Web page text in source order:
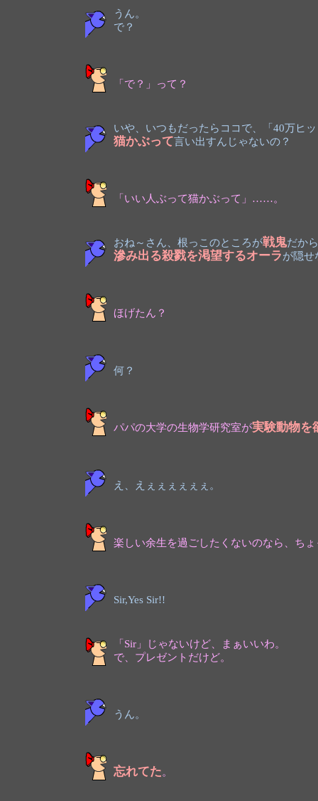
うん。
で？
「で？」って？
いや、いつもだったらココで、「40万ヒ
猫かぶって言い出すんじゃないの？
「いい人ぶって猫かぶって」……。
おね～さん、根っこのところが戦鬼だか
滲み出る殺戮を渇望するオーラが隠せ
ほげたん？
何？
パパの大学の生物学研究室が実験動物を
え、えぇぇぇぇぇぇ。
楽しい余生を過ごしたくないのなら、ち
Sir,Yes Sir!!
「Sir」じゃないけど、まぁいいわ。
で、プレゼントだけど。
うん。
忘れてた。